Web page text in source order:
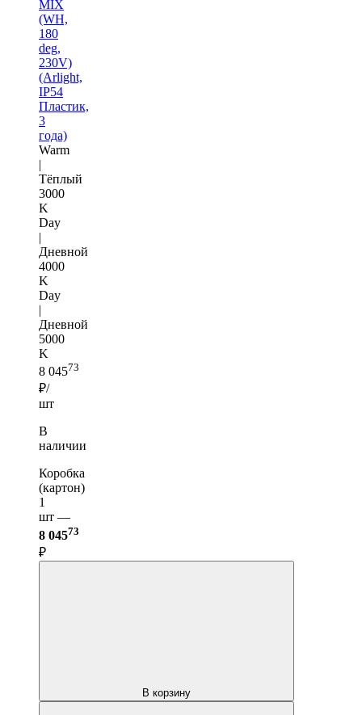
MIX
(WH,
180
deg,
230V)
(Arlight,
IP54
Пластик,
3
года)
Warm
|
Тёплый
3000
K
Day
|
Дневной
4000
K
Day
|
Дневной
5000
K
8 04573
₽/
шт
В
наличии
Коробка
(картон)
1
шт —
8 04573
₽
В корзину